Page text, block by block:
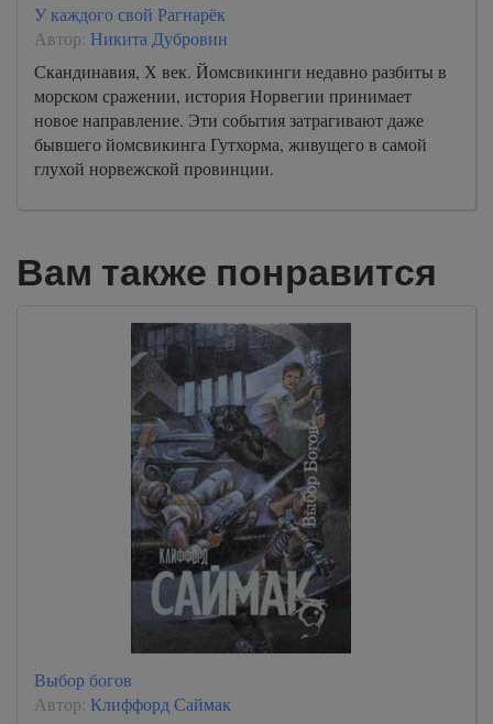
У каждого свой Рагнарёк
Автор: Никита Дубровин
Скандинавия, Х век. Йомсвикинги недавно разбиты в
морском сражении, история Норвегии принимает
новое направление. Эти события затрагивают даже
бывшего йомсвикинга Гутхорма, живущего в самой
глухой норвежской провинции.
Вам также понравится
Выбор богов
Автор: Клиффорд Саймак